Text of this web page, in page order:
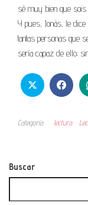
sé muy bien que
Y pues, Jonás, le
tantas personas que
sería capaz de ello;
Categoría lectura
Buscar